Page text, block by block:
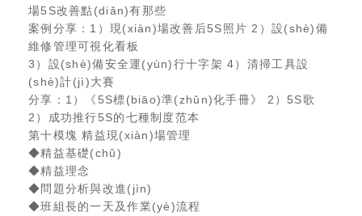
場5S改善點(diǎn)有那些
案例分享：1）現(xiàn)場改善后5S照片 2）設(shè)備
維修管理可視化看板
3）設(shè)備安全運(yùn)行十字架 4）清掃工具設
(shè)計(jì)大賽
分享：1）《5S標(biāo)準(zhǔn)化手冊》 2）5S歌
2）成功推行5S的七種制度范本
第十模塊 精益現(xiàn)場管理
◆精益基礎(chǔ)
◆精益理念
◆問題分析與改進(jìn)
◆班組長的一天及作業(yè)流程